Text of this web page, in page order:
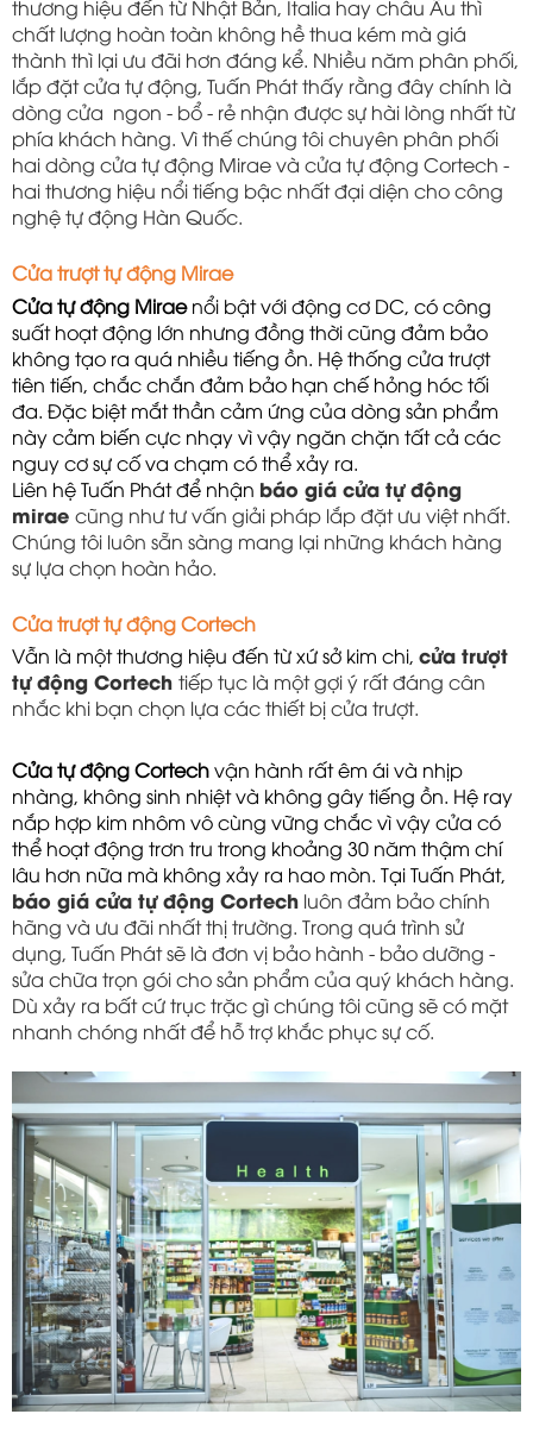
thương hiệu đến từ Nhật Bản, Italia hay châu Âu thì
chất lượng hoàn toàn không hề thua kém mà giá
thành thì lại ưu đãi hơn đáng kể. Nhiều năm phân phối,
lắp đặt cửa tự động, Tuấn Phát thấy rằng đây chính là
dòng cửa ngon - bổ - rẻ nhận được sự hài lòng nhất từ
phía khách hàng. Vì thế chúng tôi chuyên phân phối
hai dòng cửa tự động Mirae và cửa tự động Cortech -
hai thương hiệu nổi tiếng bậc nhất đại diện cho công
nghệ tự động Hàn Quốc.
Cửa trượt tự động Mirae
Cửa tự động Mirae nổi bật với động cơ DC, có công
suất hoạt động lớn nhưng đồng thời cũng đảm bảo
không tạo ra quá nhiều tiếng ồn. Hệ thống cửa trượt
tiên tiến, chắc chắn đảm bảo hạn chế hỏng hóc tối
đa. Đặc biệt mắt thần cảm ứng của dòng sản phẩm
này cảm biến cực nhạy vì vậy ngăn chặn tất cả các
nguy cơ sự cố va chạm có thể xảy ra.
Liên hệ Tuấn Phát để nhận báo giá cửa tự động
mirae cũng như tư vấn giải pháp lắp đặt ưu việt nhất.
Chúng tôi luôn sẵn sàng mang lại những khách hàng
sự lựa chọn hoàn hảo.
Cửa trượt tự động Cortech
Vẫn là một thương hiệu đến từ xứ sở kim chi, cửa trượt
tự động Cortech tiếp tục là một gợi ý rất đáng cân
nhắc khi bạn chọn lựa các thiết bị cửa trượt.
Cửa tự động Cortech vận hành rất êm ái và nhịp
nhàng, không sinh nhiệt và không gây tiếng ồn. Hệ ray
nắp hợp kim nhôm vô cùng vững chắc vì vậy cửa có
thể hoạt động trơn tru trong khoảng 30 năm thậm chí
báo giá cửa tự động Cortech luôn đảm bảo chính
hãng và ưu đãi nhất thị trường. Trong quá trình sử
dụng, Tuấn Phát sẽ là đơn vị bảo hành - bảo dưỡng -
sửa chữa trọn gói cho sản phẩm của quý khách hàng.
Dù xảy ra bất cứ trục trặc gì chúng tôi cũng sẽ có mặt
nhanh chóng nhất để hỗ trợ khắc phục sự cố.